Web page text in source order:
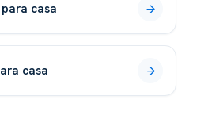
casa
casa